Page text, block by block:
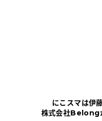
にこスマについて
にこスマは伊
株式会社Belong